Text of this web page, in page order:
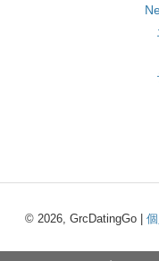
© 2026, GrcDatingGo |